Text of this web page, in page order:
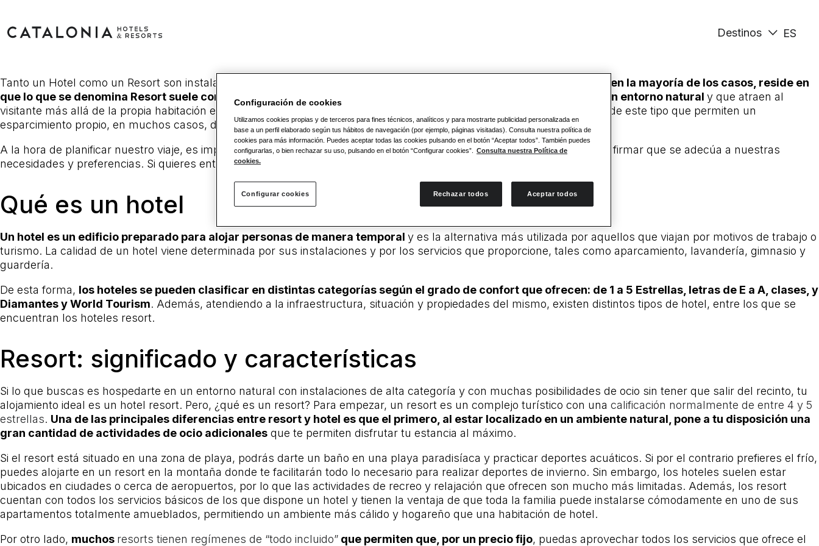
Destinos ES
Tanto un Hotel como un Resort son instalaciones adecuadas para alojar huéspedes de forma temporal.
La diferencia, en la mayoría de los casos, reside en
que lo que se denomina Resort suele contar con instalaciones deportivas y de ocio adicionales, enmarcadas en un entorno natural y que atraen al
visitante más allá de la propia habitación en la que se hospeda. Aun así, muchos hoteles ya cuentan con instalaciones de este tipo que permiten un
esparcimiento propio, en muchos casos, de los mejores resorts.
A la hora de planificar nuestro viaje, es importante conocer las características del lugar donde nos vamos a alojar y confirmar que se adecúa a nuestras
necesidades y preferencias. Si quieres entender mejor que es un resort y un hotel te lo explicamos detalladamente.
Qué es un hotel
Un hotel es un edificio preparado para alojar personas de manera temporal y es la alternativa más utilizada por aquellos que viajan por motivos de trabajo o
turismo. La calidad de un hotel viene determinada por sus instalaciones y por los servicios que proporcione, tales como aparcamiento, lavandería, gimnasio y
guardería.
De esta forma, los hoteles se pueden clasificar en distintas categorías según el grado de confort que ofrecen: de 1 a 5 Estrellas, letras de E a A, clases, y
Diamantes y World Tourism. Además, atendiendo a la infraestructura, situación y propiedades del mismo, existen distintos tipos de hotel, entre los que se
encuentran los hoteles resort.
Resort: significado y características
Si lo que buscas es hospedarte en un entorno natural con instalaciones de alta categoría y con muchas posibilidades de ocio sin tener que salir del recinto, tu
alojamiento ideal es un hotel resort. Pero, ¿qué es un resort? Para empezar, un resort es un complejo turístico con una calificación normalmente de entre 4 y 5
estrellas. Una de las principales diferencias entre resort y hotel es que el primero, al estar localizado en un ambiente natural, pone a tu disposición una
gran cantidad de actividades de ocio adicionales que te permiten disfrutar tu estancia al máximo.
Si el resort está situado en una zona de playa, podrás darte un baño en una playa paradisíaca y practicar deportes acuáticos. Si por el contrario prefieres el frío,
puedes alojarte en un resort en la montaña donde te facilitarán todo lo necesario para realizar deportes de invierno. Sin embargo, los hoteles suelen estar
ubicados en ciudades o cerca de aeropuertos, por lo que las actividades de recreo y relajación que ofrecen son mucho más limitadas. Además, los resort
cuentan con todos los servicios básicos de los que dispone un hotel y tienen la ventaja de que toda la familia puede instalarse cómodamente en uno de sus
apartamentos totalmente amueblados, permitiendo un ambiente más cálido y hogareño que una habitación de hotel.
Por otro lado, muchos resorts tienen regímenes de “todo incluido” que permiten que, por un precio fijo, puedas aprovechar todos los servicios que ofrece el
Configuración de cookies
Utilizamos cookies propias y de terceros para fines técnicos, analíticos y para mostrarte publicidad personalizada en
base a un perfil elaborado según tus hábitos de navegación (por ejemplo, páginas visitadas). Consulta nuestra política de
cookies para más información. Puedes aceptar todas las cookies pulsando en el botón “Aceptar todos”. También puedes
configurarlas, o bien rechazar su uso, pulsando en el botón “Configurar cookies”.
Consulta nuestra Política de
cookies.
Configurar cookies Rechazar todos Aceptar todos